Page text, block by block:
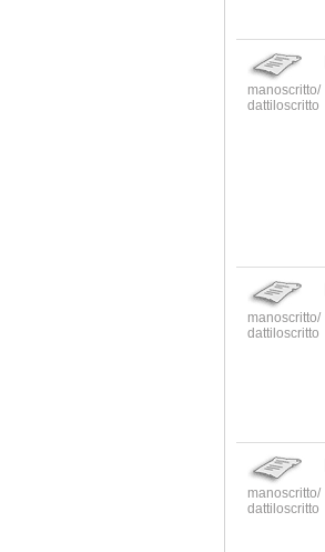
manoscritto/
dattiloscritto
manoscritto/
dattiloscritto
manoscritto/
dattiloscritto